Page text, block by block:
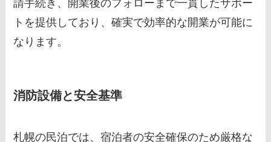
請手続き、開業後のフォローまで一貫したサポー
トを提供しており、確実で効率的な開業が可能に
なります。
消防設備と安全基準
札幌の民泊では、宿泊者の安全確保のため厳格な